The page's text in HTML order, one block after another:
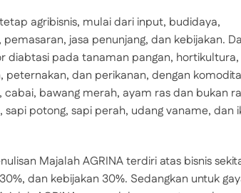
agribisnis, mulai dari input, budidaya,
pemasaran, jasa penunjang, dan kebijakan.
diabtasi pada tanaman pangan, hortikultura,
peternakan, dan perikanan, dengan
cabai, bawang merah, ayam ras dan bukan
sapi potong, sapi perah, udang vaname, dan
Majalah AGRINA terdiri atas bisnis
dan kebijakan 30%. Sedangkan untuk